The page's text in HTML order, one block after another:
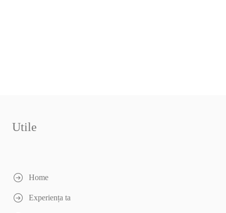
Utile
Home
Experiența ta